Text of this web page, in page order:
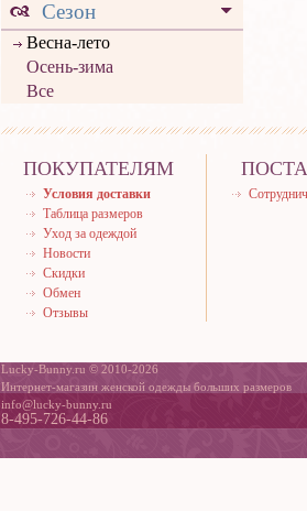
Сезон
Весна-лето
Осень-зима
Все
ПОКУПАТЕЛЯМ
Условия доставки
Таблица размеров
Уход за одеждой
Новости
Скидки
Обмен
Отзывы
Lucky-Bunny.ru © 2010-2026
Интернет-магазин женской одежды больших размеров
info@lucky-bunny.ru
8-495-726-44-86